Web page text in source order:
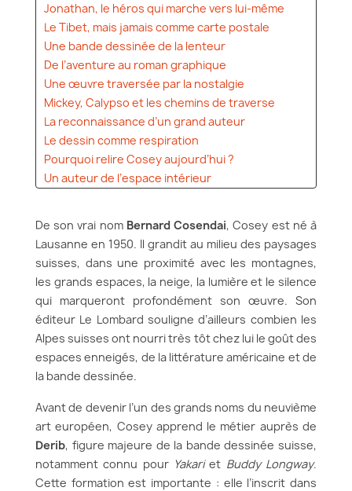
Jonathan, le héros qui marche vers lui-même
Le Tibet, mais jamais comme carte postale
Une bande dessinée de la lenteur
De l’aventure au roman graphique
Une œuvre traversée par la nostalgie
Mickey, Calypso et les chemins de traverse
La reconnaissance d’un grand auteur
Le dessin comme respiration
Pourquoi relire Cosey aujourd’hui ?
Un auteur de l’espace intérieur
De son vrai nom Bernard Cosendai, Cosey est né à
Lausanne en 1950. Il grandit au milieu des paysages
suisses, dans une proximité avec les montagnes,
les grands espaces, la neige, la lumière et le silence
qui marqueront profondément son œuvre. Son
éditeur Le Lombard souligne d’ailleurs combien les
Alpes suisses ont nourri très tôt chez lui le goût des
espaces enneigés, de la littérature américaine et de
la bande dessinée.
Avant de devenir l’un des grands noms du neuvième
art européen, Cosey apprend le métier auprès de
Derib, figure majeure de la bande dessinée suisse,
notamment connu pour Yakariet Buddy Longway.
Cette formation est importante : elle l’inscrit dans